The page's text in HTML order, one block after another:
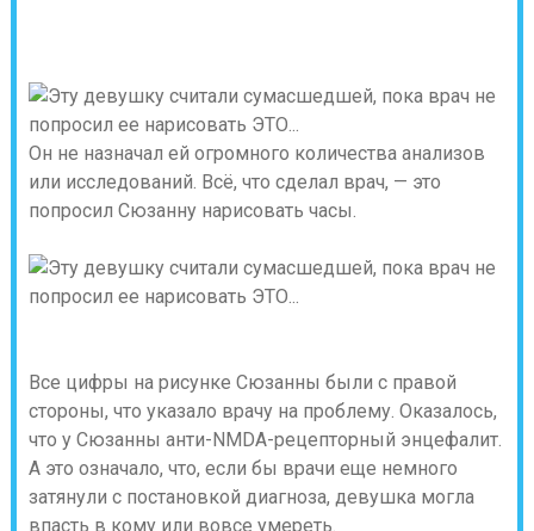
Он не назначал ей огромного количества анализов
или исследований. Всё, что сделал врач, — это
попросил Сюзанну нарисовать часы.
Все цифры на рисунке Сюзанны были с правой
стороны, что указало врачу на проблему. Оказалось,
что у Сюзанны анти-NMDA-рецепторный энцефалит.
А это означало, что, если бы врачи еще немного
затянули с постановкой диагноза, девушка могла
впасть в кому или вовсе умереть.